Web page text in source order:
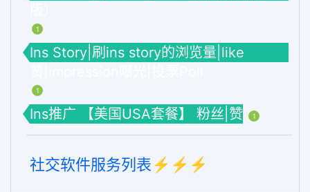
1
Ins Story|刷ins story的浏览量|like
1
Ins推广 【美国USA套餐】 粉丝|赞 1
社交软件服务列表⚡️⚡️⚡️